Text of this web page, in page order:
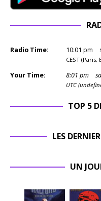
Radio Time: 10:01 pm
CEST
Your Time: 8:01 pm
UTC
TOP 5
LES
UN